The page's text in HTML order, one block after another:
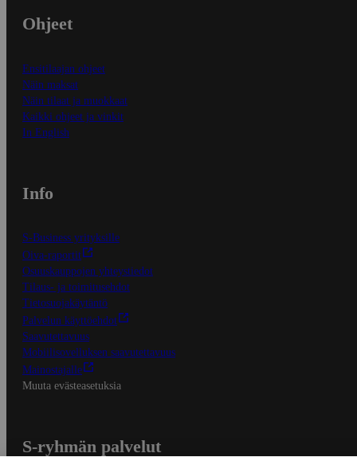
Ohjeet
Ensitilaajan ohjeet
Näin maksat
Näin tilaat ja muokkaat
Kaikki ohjeet ja vinkit
In English
Info
S-Business yrityksille
Oiva-raportit
Osuuskauppojen yhteystiedot
Tilaus- ja toimitusehdot
Tietosuojakäytäntö
Palvelun käyttöehdot
Saavutettavuus
Mobiilisovelluksen saavutettavuus
Mainostajalle
Muuta evästeasetuksia
S-ryhmän palvelut